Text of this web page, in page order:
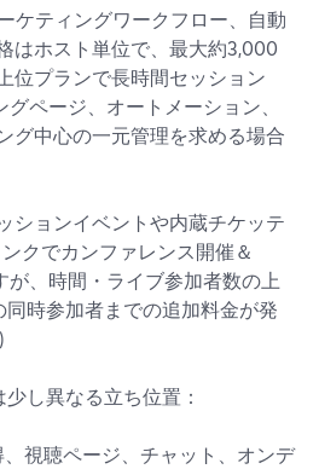
ケティングワークフロー、自動
はホスト単位で、最大約3,000
位プランで長時間セッション
グページ、オートメーション、
グ中心の一元管理を求める場合
ションイベントや内蔵チケッテ
クでカンファレンス開催＆
、時間・ライブ参加者数の上
時参加者までの追加料金が発
)
し異なる立ち位置：
視聴ページ、チャット、オンデ